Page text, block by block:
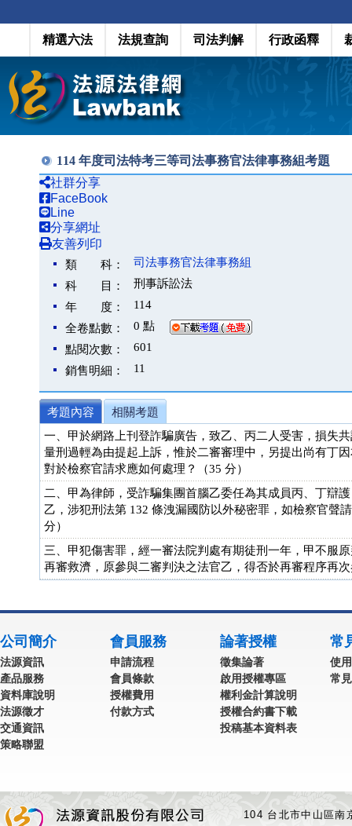
精選六法 法規查詢 司法判解 行政函釋
114 年度司法特考三等司法事務官法律事務組考題
社群分享
FaceBook
Line
分享網址
友善列印
類 科：
司法事務官法律事務組
科 目：
刑事訴訟法
年 度：
114
全卷點數：
0 點
點閱次數：
601
銷售明細：
11
考題內容
相關考題
一、甲於網路上刊登詐騙廣告，致乙、丙二人受害，損失
量刑過輕為由提起上訴，惟於二審審理中，另提出尚有丁
對於檢察官請求應如何處理？（35 分）
二、甲為律師，受詐騙集團首腦乙委任為其成員丙、丁辯
乙，涉犯刑法第 132 條洩漏國防以外秘密罪，如檢察官聲
分）
三、甲犯傷害罪，經一審法院判處有期徒刑一年，甲不服
再審救濟，原參與二審判決之法官乙，得否於再審程序再
公司簡介
法源資訊
產品服務
資料庫說明
法源徵才
交通資訊
策略聯盟
會員服務
申請流程
會員條款
授權費用
付款方式
論著授權
徵集論著
啟用授權專區
權利金計算說明
授權合約書下載
投稿基本資料表
常
使
常
104 台北市中山區